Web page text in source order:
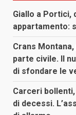
Giallo a Portici,
appartamento:
Crans
parte civile. Il
di sfondare le
Carceri
di decessi.